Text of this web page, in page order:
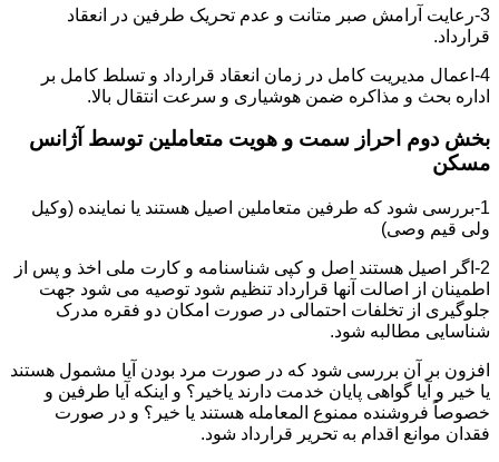
3-رعایت آرامش صبر متانت و عدم تحریک طرفین در انعقاد
قرارداد.
4-اعمال مدیریت کامل در زمان انعقاد قرارداد و تسلط کامل بر
اداره بحث و مذاکره ضمن هوشیاری و سرعت انتقال بالا.
بخش دوم احراز سمت و هویت متعاملین توسط آژانس
مسکن
1-بررسی شود که طرفین متعاملین اصیل هستند یا نماینده (وکیل
ولی قیم وصی)
2-اگر اصیل هستند اصل و کپی شناسنامه و کارت ملی اخذ و پس از
اطمینان از اصالت آنها قرارداد تنظیم شود توصیه می شود جهت
جلوگیری از تخلفات احتمالی در صورت امکان دو فقره مدرک
شناسایی مطالبه شود.
افزون بر آن بررسی شود که در صورت مرد بودن آیا مشمول هستند
یا خیر و آیا گواهی پایان خدمت دارند یاخیر؟ و اینکه آیا طرفین و
خصوصاً فروشنده ممنوع المعامله هستند یا خیر؟ و در صورت
فقدان موانع اقدام به تحریر قرارداد شود.